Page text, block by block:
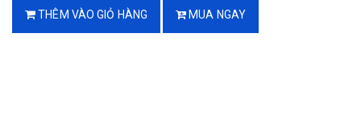
THÊM VÀO GIỎ HÀNG MUA NGAY